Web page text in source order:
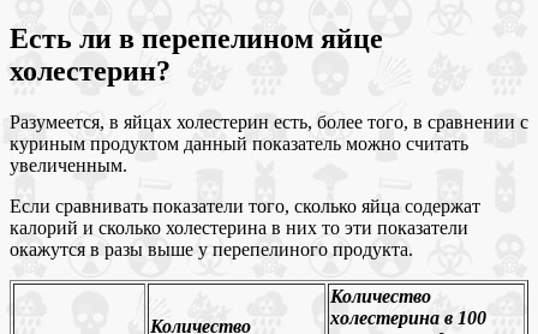
Есть ли в перепелином яйце
холестерин?
Разумеется, в яйцах холестерин есть, более того, в сравнении с
куриным продуктом данный показатель можно считать
увеличенным.
Если сравнивать показатели того, сколько яйца содержат
калорий и сколько холестерина в них то эти показатели
окажутся в разы выше у перепелиного продукта.
Количество
Количество
холестерина в 100